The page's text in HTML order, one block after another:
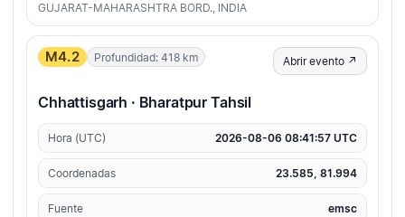
GUJARAT-MAHARASHTRA BORD., INDIA
M4.2 Profundidad: 418 km Abrir evento ↗
Chhattisgarh · Bharatpur Tahsil
Hora (UTC) 2026-08-06 08:41:57 UTC
Coordenadas 23.585, 81.994
Fuente emsc